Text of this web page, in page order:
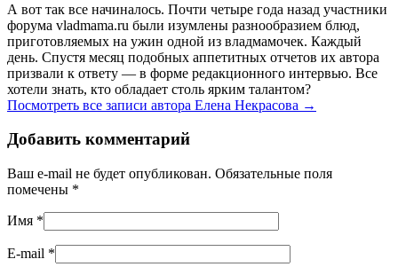
А вот так все начиналось. Почти четыре года назад участники
форума vladmama.ru были изумлены разнообразием блюд,
приготовляемых на ужин одной из владмамочек. Каждый
день. Спустя месяц подобных аппетитных отчетов их автора
призвали к ответу — в форме редакционного интервью. Все
хотели знать, кто обладает столь ярким талантом?
Посмотреть все записи автора Елена Некрасова →
Добавить комментарий
Ваш e-mail не будет опубликован. Обязательные поля
помечены *
Имя *
E-mail *